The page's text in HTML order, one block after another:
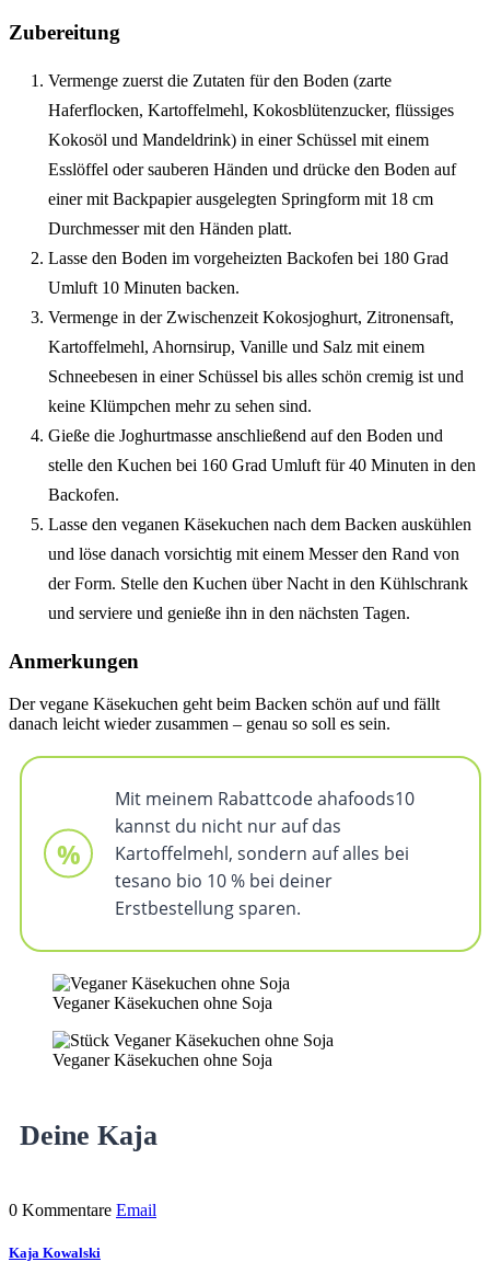
Zubereitung
Vermenge zuerst die Zutaten für den Boden (zarte
Haferflocken, Kartoffelmehl, Kokosblütenzucker, flüssiges
Kokosöl und Mandeldrink) in einer Schüssel mit einem
Esslöffel oder sauberen Händen und drücke den Boden auf
einer mit Backpapier ausgelegten Springform mit 18 cm
Durchmesser mit den Händen platt.
Lasse den Boden im vorgeheizten Backofen bei 180 Grad
Umluft 10 Minuten backen.
Vermenge in der Zwischenzeit Kokosjoghurt, Zitronensaft,
Kartoffelmehl, Ahornsirup, Vanille und Salz mit einem
Schneebesen in einer Schüssel bis alles schön cremig ist und
keine Klümpchen mehr zu sehen sind.
Gieße die Joghurtmasse anschließend auf den Boden und
stelle den Kuchen bei 160 Grad Umluft für 40 Minuten in den
Backofen.
Lasse den veganen Käsekuchen nach dem Backen auskühlen
und löse danach vorsichtig mit einem Messer den Rand von
der Form. Stelle den Kuchen über Nacht in den Kühlschrank
und serviere und genieße ihn in den nächsten Tagen.
Anmerkungen
Der vegane Käsekuchen geht beim Backen schön auf und fällt
danach leicht wieder zusammen – genau so soll es sein.
Mit meinem Rabattcode ahafoods10
kannst du nicht nur auf das
Kartoffelmehl, sondern auf alles bei
tesano bio 10 % bei deiner
Erstbestellung sparen.
Veganer Käsekuchen ohne Soja
Veganer Käsekuchen ohne Soja
Deine Kaja
0 Kommentare Email
Kaja Kowalski